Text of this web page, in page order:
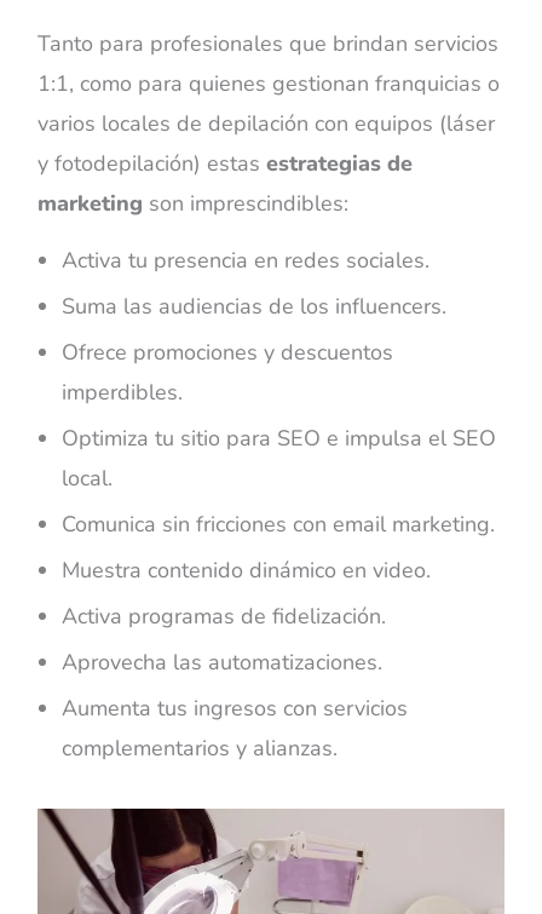
Tanto para profesionales que brindan servicios
1:1, como para quienes gestionan franquicias o
varios locales de depilación con equipos (láser
y fotodepilación) estasestrategias de
marketing son imprescindibles:
Activa tu presencia en redes sociales.
Suma las audiencias de los influencers.
Ofrece promociones y descuentos
imperdibles.
Optimiza tu sitio para SEO e impulsa el SEO
local.
Comunica sin fricciones con email marketing.
Muestra contenido dinámico en video.
Activa programas de fidelización.
Aprovecha las automatizaciones.
Aumenta tus ingresos con servicios
complementarios y alianzas.